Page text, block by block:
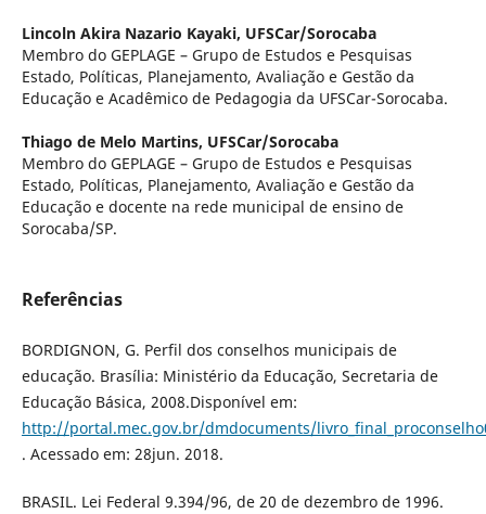
Lincoln Akira Nazario Kayaki, UFSCar/Sorocaba
Membro do GEPLAGE – Grupo de Estudos e Pesquisas
Estado, Políticas, Planejamento, Avaliação e Gestão da
Educação e Acadêmico de Pedagogia da UFSCar-Sorocaba.
Thiago de Melo Martins, UFSCar/Sorocaba
Membro do GEPLAGE – Grupo de Estudos e Pesquisas
Estado, Políticas, Planejamento, Avaliação e Gestão da
Educação e docente na rede municipal de ensino de
Sorocaba/SP.
Referências
BORDIGNON, G. Perfil dos conselhos municipais de
educação. Brasília: Ministério da Educação, Secretaria de
Educação Básica, 2008.Disponível em:
http://portal.mec.gov.br/dmdocuments/
. Acessado em: 28jun. 2018.
BRASIL. Lei Federal 9.394/96, de 20 de dezembro de 1996.